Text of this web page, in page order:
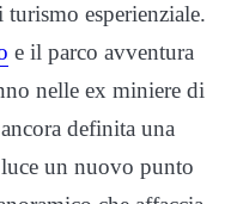
esperienziale.
e il parco avventura
nelle ex miniere di
definita una
un nuovo punto